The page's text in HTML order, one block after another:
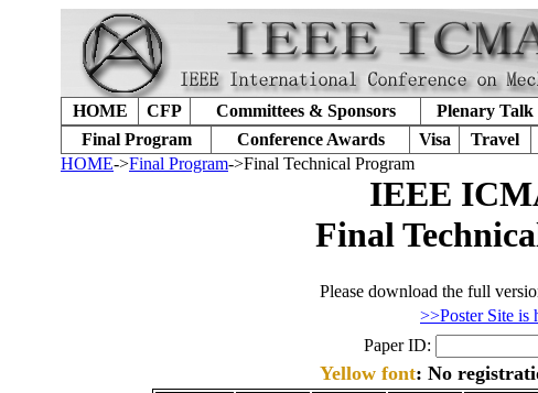
HOME CFP Committees & Sponsors Plenary Talk
Final Program
Conference Awards Visa Travel
HOME->Final Program->Final Technical Program
IEEE
Final
Please download the full
>>Poster Site is
Paper ID:
Yellow font: No